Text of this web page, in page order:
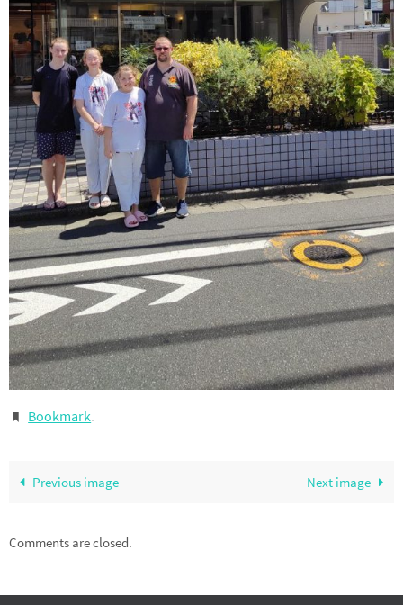
Bookmark.
Previous image Next image
Comments are closed.